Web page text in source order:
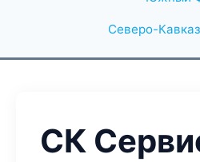
Северо-
СК